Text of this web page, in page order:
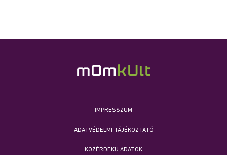
IMPRESSZUM
ADATVÉDELMI TÁJÉKOZTATÓ
KÖZÉRDEKŰ ADATOK